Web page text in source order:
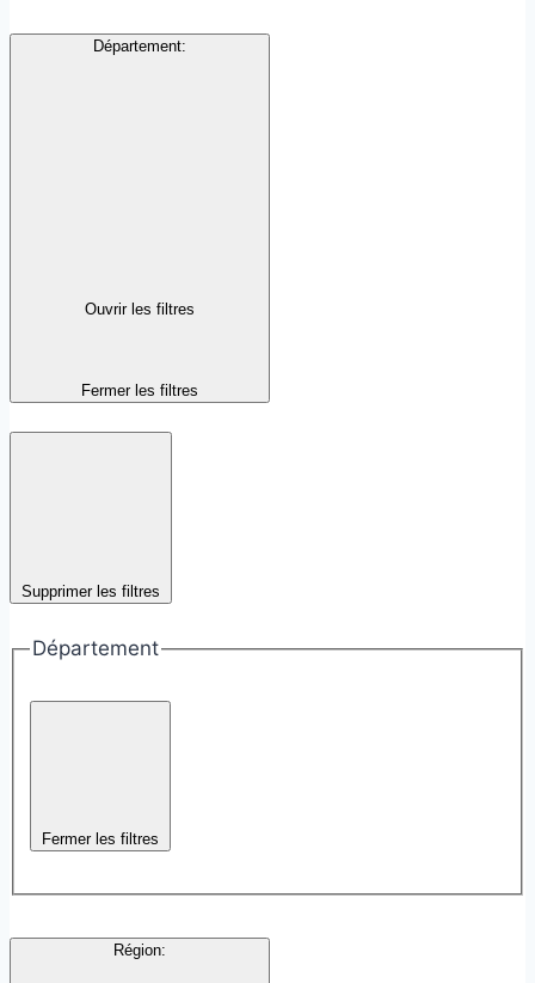
Département:
Ouvrir les filtres
Fermer les filtres
Supprimer les filtres
Département
Fermer les filtres
Région: